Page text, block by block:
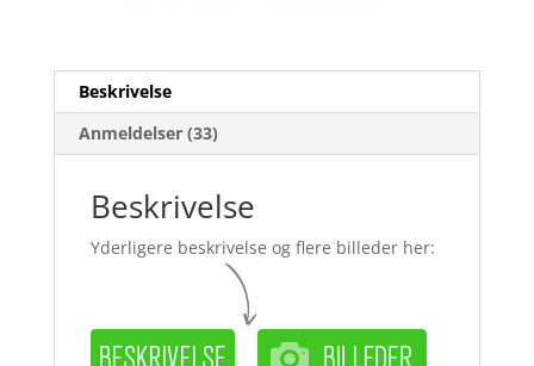
Beskrivelse
Anmeldelser (33)
Beskrivelse
Yderligere beskrivelse og flere billeder her: